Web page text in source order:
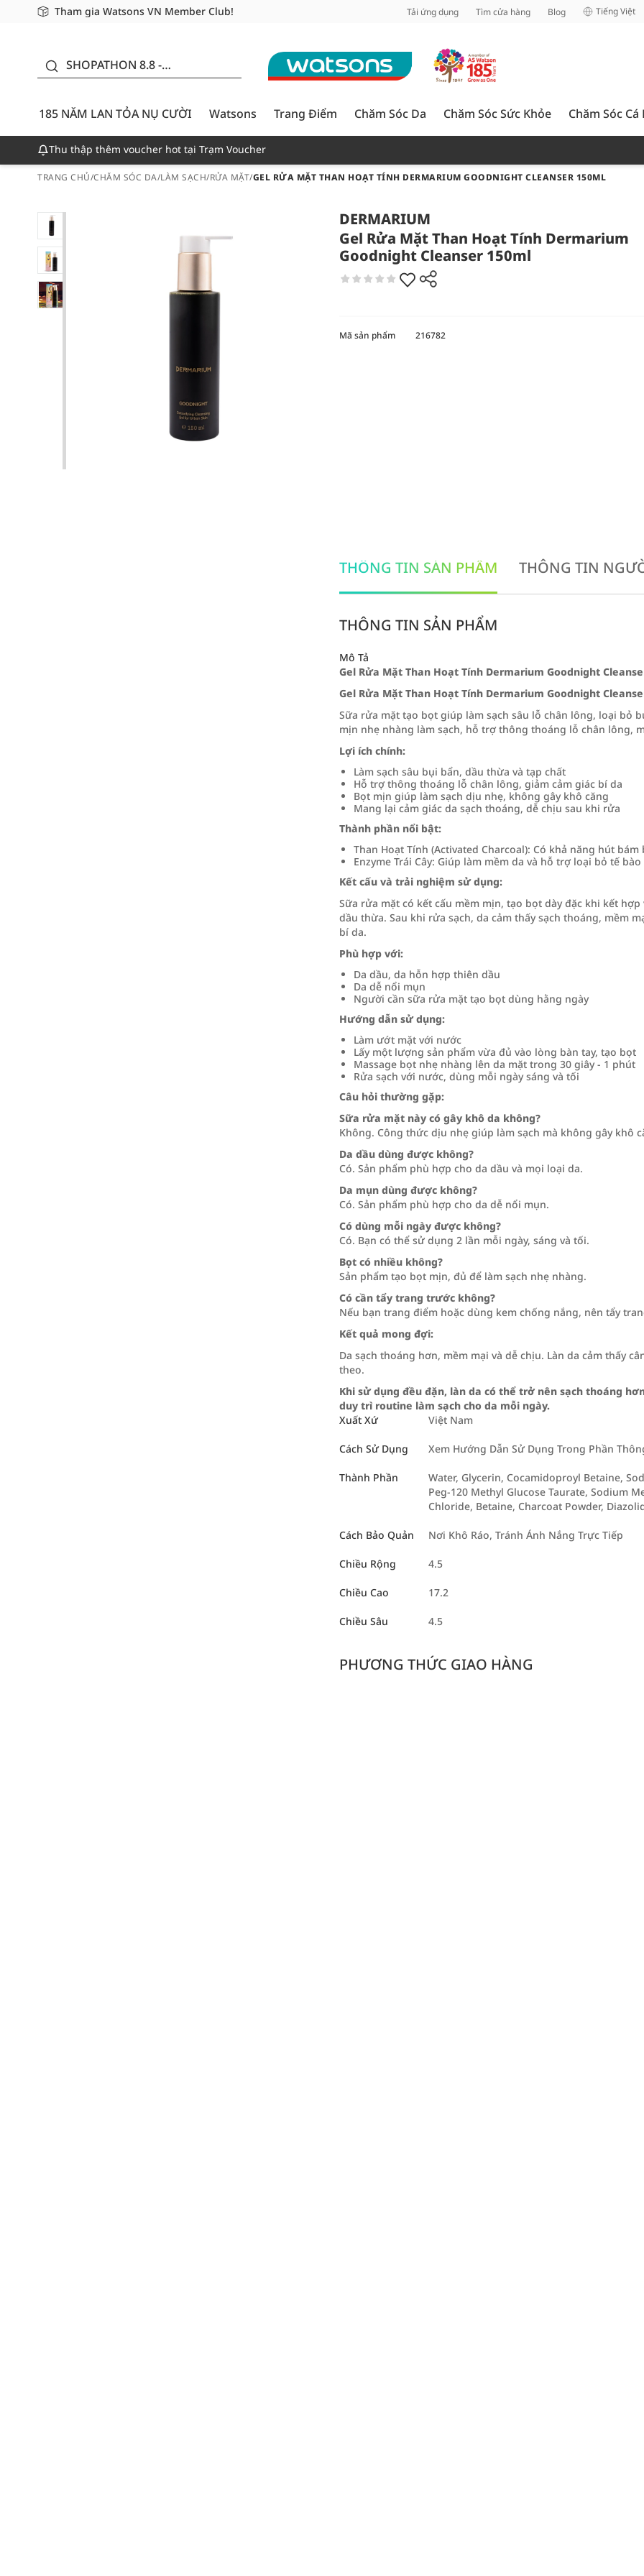
Tham gia Watsons VN Member Club!
Miễn phí giao hàng cho đơn hàng từ 249,000Đ
Giao hàng nhanh 24h - Áp dụng khu vực TP. Hồ Chí Minh Tải ứng dụng Tìm cửa hàng Blog Tiếng Việt
SHOPATHON 8.8 -
CƯỜI - GIẢM ĐẾN
50%
185 NĂM LAN TỎA NỤ CƯỜI
Watsons Trang Điểm Chăm Sóc Da Chăm Sóc Sức Khỏe Chăm Sóc Cá
Thu thập thêm voucher hot tại Trạm Voucher
TRANG CHỦ/CHĂM SÓC DA/LÀM SẠCH/RỬA MẶT/GEL RỬA MẶT THAN HOẠT TÍNH DERMARIUM GOODNIGHT CLEANSER 150ML
DERMARIUM
Gel Rửa Mặt Than Hoạt Tính Dermarium
Goodnight Cleanser 150ml
Mã sản phẩm 216782
THÔNG TIN SẢN PHẨM THÔNG TIN
THÔNG TIN SẢN PHẨM
Mô Tả
Gel Rửa Mặt Than Hoạt Tính Dermarium Goodnight
Gel Rửa Mặt Than Hoạt Tính Dermarium Goodnight
Sữa rửa mặt tạo bọt giúp làm sạch sâu lỗ chân lông, loại bỏ
mịn nhẹ nhàng làm sạch, hỗ trợ thông thoáng lỗ chân lông,
Lợi ích chính:
Làm sạch sâu bụi bẩn, dầu thừa và tạp chất
Hỗ trợ thông thoáng lỗ chân lông, giảm cảm giác bí da
Bọt mịn giúp làm sạch dịu nhẹ, không gây khô căng
Mang lại cảm giác da sạch thoáng, dễ chịu sau khi rửa
Thành phần nổi bật:
Than Hoạt Tính (Activated Charcoal): Có khả năng hút
Enzyme Trái Cây: Giúp làm mềm da và hỗ trợ loại bỏ tế
Kết cấu và trải nghiệm sử dụng:
Sữa rửa mặt có kết cấu mềm mịn, tạo bọt dày đặc khi kết
dầu thừa. Sau khi rửa sạch, da cảm thấy sạch thoáng, mềm
bí da.
Phù hợp với:
Da dầu, da hỗn hợp thiên dầu
Da dễ nổi mụn
Người cần sữa rửa mặt tạo bọt dùng hằng ngày
Hướng dẫn sử dụng:
Làm ướt mặt với nước
Lấy một lượng sản phẩm vừa đủ vào lòng bàn tay, tạo bọt
Massage bọt nhẹ nhàng lên da mặt trong 30 giây - 1 phút
Rửa sạch với nước, dùng mỗi ngày sáng và tối
Câu hỏi thường gặp:
Sữa rửa mặt này có gây khô da không?
Không. Công thức dịu nhẹ giúp làm sạch mà không gây khô
Da dầu dùng được không?
Có. Sản phẩm phù hợp cho da dầu và mọi loại da.
Da mụn dùng được không?
Có. Sản phẩm phù hợp cho da dễ nổi mụn.
Có dùng mỗi ngày được không?
Có. Bạn có thể sử dụng 2 lần mỗi ngày, sáng và tối.
Bọt có nhiều không?
Sản phẩm tạo bọt mịn, đủ để làm sạch nhẹ nhàng.
Có cần tẩy trang trước không?
Nếu bạn trang điểm hoặc dùng kem chống nắng, nên tẩy
Kết quả mong đợi:
Da sạch thoáng hơn, mềm mại và dễ chịu. Làn da cảm thấy
theo.
Khi sử dụng đều đặn, làn da có thể trở nên sạch thoáng
duy trì routine làm sạch cho da mỗi ngày.
Xuất Xứ
Việt Nam
Cách Sử Dụng Xem Hướng Dẫn Sử Dụng Trong Phần
Thành Phần
Water, Glycerin, Cocamidoproyl Betaine,
Peg-120 Methyl Glucose Taurate, Sodium
Chloride, Betaine, Charcoat Powder,
Cách Bảo Quản Nơi Khô Ráo, Tránh Ánh Nắng Trực Tiếp
Chiều Rộng 4.5
Chiều Cao 17.2
Chiều Sâu 4.5
PHƯƠNG THỨC GIAO HÀNG